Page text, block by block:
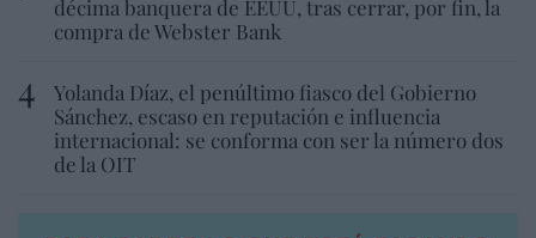
décima banquera de EEUU, tras cerrar, por fin, la
compra de Webster Bank
Yolanda Díaz, el penúltimo fiasco del Gobierno
Sánchez, escaso en reputación e influencia
internacional: se conforma con ser la número dos
de la OIT